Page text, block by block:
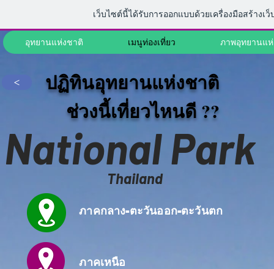
เว็บไซต์นี้ได้รับการออกแบบด้วยเครื่องมือสร้างเ
อุทยานแห่งชาติ เมนูท่องเที่ยว ภาพอุทยานแ
>
ปฏิทินอุทยานแห่งชาติ
ช่วงนี้เที่ยวไหนดี ??
National Park
Thailand
ภาคกลาง-ตะวันออก-ตะวันตก
ภาคเหนือ